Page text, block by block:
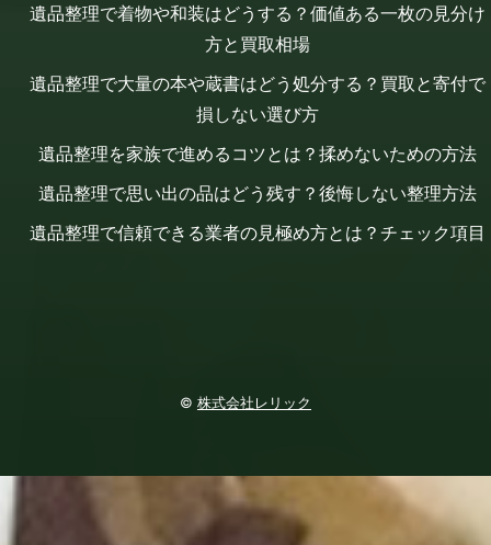
遺品整理で着物や和装はどうする？価値ある一枚の見分け
方と買取相場
遺品整理で大量の本や蔵書はどう処分する？買取と寄付で
損しない選び方
遺品整理を家族で進めるコツとは？揉めないための方法
遺品整理で思い出の品はどう残す？後悔しない整理方法
遺品整理で信頼できる業者の見極め方とは？チェック項目
© 株式会社レリック